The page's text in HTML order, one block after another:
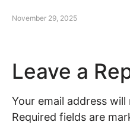
November 29, 2025
Leave a
Your email address
Required fields are